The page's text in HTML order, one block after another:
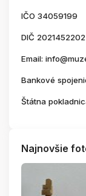
IČO 34059199
DIČ 2021452202
Email:
Bankové
Štátna
Najnovšie